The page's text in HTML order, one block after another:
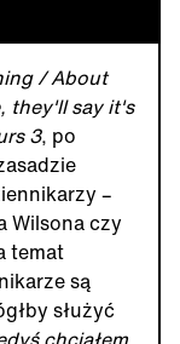
/ About
they'll say it's
3, po
–
Wilsona czy
temat
są
służyć